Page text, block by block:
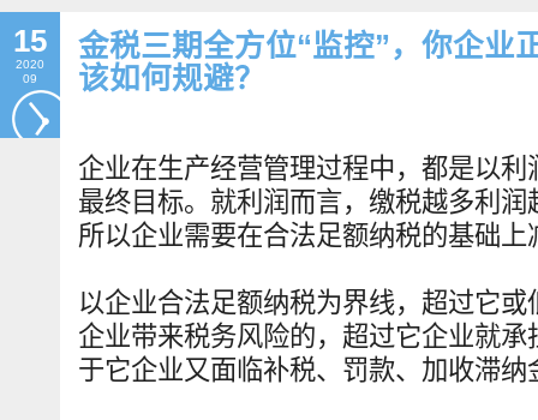
15
2020
09
金税三期全方位“监控”，你企业
该如何规避？
企业在生产经营管理过程中，都是以
最终目标。就利润而言，缴税越多利
所以企业需要在合法足额纳税的基础上
以企业合法足额纳税为界线，超过它
企业带来税务风险的，超过它企业就
于它企业又面临补税、罚款、加收滞